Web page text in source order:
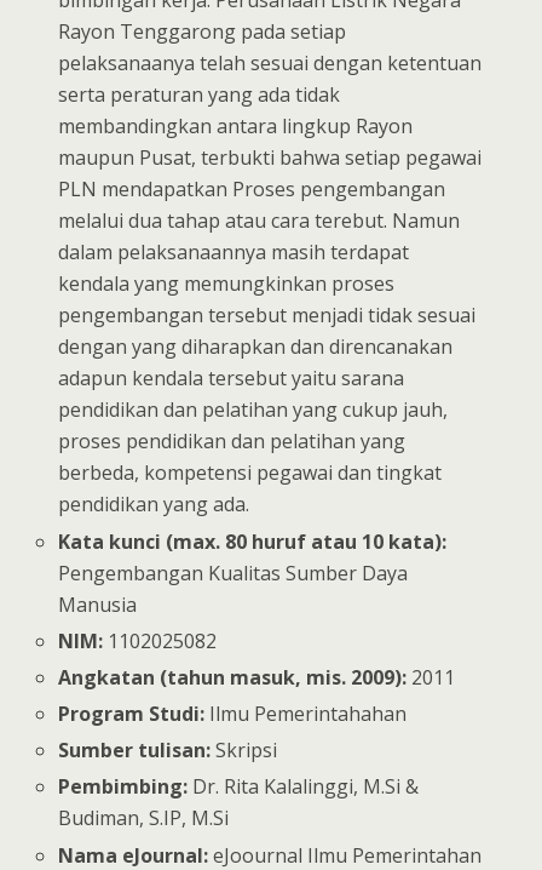
Rayon Tenggarong pada setiap
pelaksanaanya telah sesuai dengan ketentuan
serta peraturan yang ada tidak
membandingkan antara lingkup Rayon
maupun Pusat, terbukti bahwa setiap pegawai
PLN mendapatkan Proses pengembangan
melalui dua tahap atau cara terebut. Namun
dalam pelaksanaannya masih terdapat
kendala yang memungkinkan proses
pengembangan tersebut menjadi tidak sesuai
dengan yang diharapkan dan direncanakan
adapun kendala tersebut yaitu sarana
pendidikan dan pelatihan yang cukup jauh,
proses pendidikan dan pelatihan yang
berbeda, kompetensi pegawai dan tingkat
pendidikan yang ada.
Kata kunci (max. 80 huruf atau 10 kata):
Pengembangan Kualitas Sumber Daya
Manusia
NIM: 1102025082
Angkatan (tahun masuk, mis. 2009): 2011
Program Studi: Ilmu Pemerintahahan
Sumber tulisan:Skripsi
Pembimbing: Dr. Rita Kalalinggi, M.Si &
Budiman, S.IP, M.Si
Nama eJournal:eJoournal Ilmu Pemerintahan